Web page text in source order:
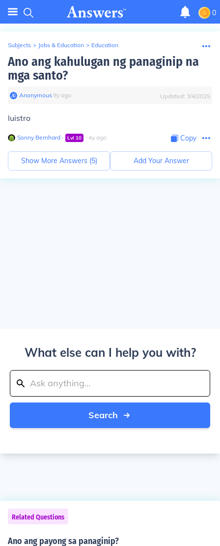
0
Subjects > Jobs & Education > Education
Ano ang kahulugan ng panaginip na
mga santo?
Anonymous∙9y ago Updated: 3/4/2025
luistro
Sonny Bernhard ∙ Lvl 10 ∙ 4y ago Copy
Show More Answers (5) Add Your Answer
What else can I help you with?
Search
Related Questions
Ano ang payong sa panaginip?